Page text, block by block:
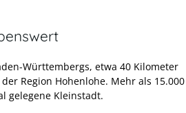
Württembergs, etwa 40 Kilometer
Region Hohenlohe. Mehr als 15.000
gelegene Kleinstadt.